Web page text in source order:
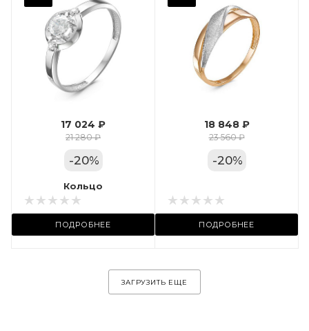
17 024 ₽
21 280 ₽
-20%
Кольцо
ПОДРОБНЕЕ
Вес драгметалла
Марка (бренд)
Дельта
Фианит
Цвет золота
КРАС
Местоположение:
ул. Пушкинская, 11А
18 848 ₽
23 560 ₽
-20%
ПОДРОБНЕЕ
ЗАГРУЗИТЬ ЕЩЕ